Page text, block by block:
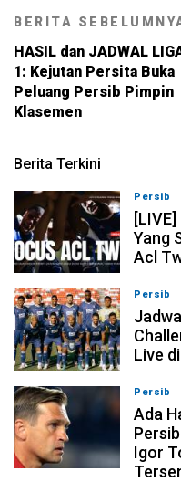
BERITA
HASIL dan JADWAL
1: Kejutan Persita Buka
Peluang Persib Pimpin
Klasemen
Berita Terkini
Persib
Yang
Acl
Persib
Live
Persib
Ada
Igor